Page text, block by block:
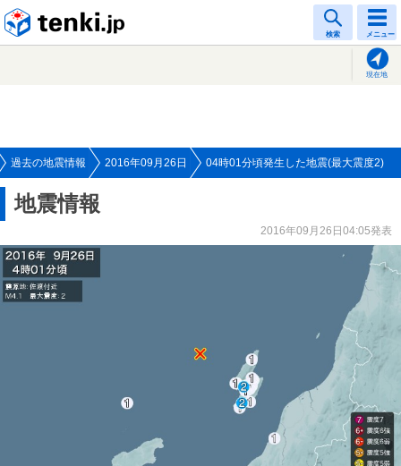
検索 メニュー
現在地
過去の地震情報 2016年09月26日 04時01分頃発生した地震(最大震度2)
地震情報
2016年09月26日04:05発表